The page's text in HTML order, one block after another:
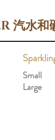
汽水和
Small
Large